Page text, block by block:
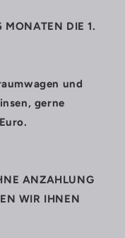
MONATEN DIE 1.
und
gerne
ANZAHLUNG
WIR IHNEN